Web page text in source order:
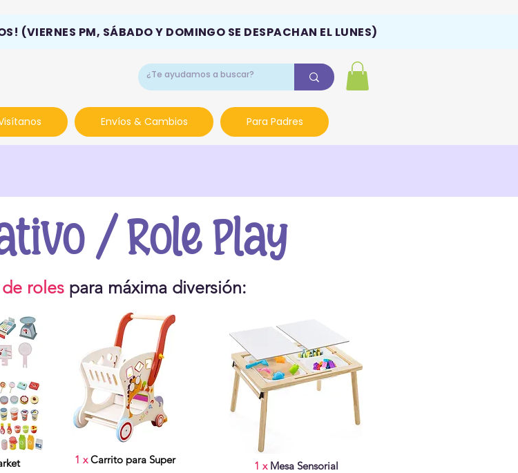
(VIERNES PM, SÁBADO Y DOMINGO SE DESPACHAN EL LUNES)
Envíos & Cambios Para Padres
/ Role Play
roles para máxima diversión:
1 x Carrito para Super 1 xMesa Sensorial